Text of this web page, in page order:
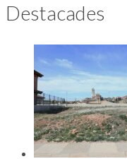
Destacades